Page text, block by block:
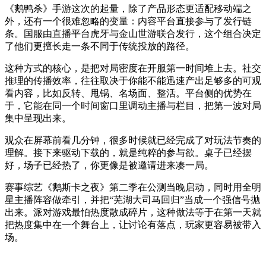
《鹅鸭杀》手游这次的起量，除了产品形态更适配移动端之
外，还有一个很难忽略的变量：内容平台直接参与了发行链
条。国服由直播平台虎牙与金山世游联合发行，这个组合决定
了他们更擅长走一条不同于传统投放的路径。
这种方式的核心，是把对局密度在开服第一时间堆上去。社交
推理的传播效率，往往取决于你能不能迅速产出足够多的可观
看内容，比如反转、甩锅、名场面、整活。平台侧的优势在
于，它能在同一个时间窗口里调动主播与栏目，把第一波对局
集中呈现出来。
观众在屏幕前看几分钟，很多时候就已经完成了对玩法节奏的
理解。接下来驱动下载的，就是纯粹的参与欲。桌子已经摆
好，场子已经热了，你更像是被邀请进来凑一局。
赛事综艺《鹅斯卡之夜》第二季在公测当晚启动，同时用全明
星主播阵容做牵引，并把“芜湖大司马回归”当成一个强信号抛
出来。派对游戏最怕热度散成碎片，这种做法等于在第一天就
把热度集中在一个舞台上，让讨论有落点，玩家更容易被带入
场。